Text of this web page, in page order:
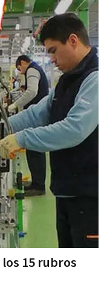
15 rubros